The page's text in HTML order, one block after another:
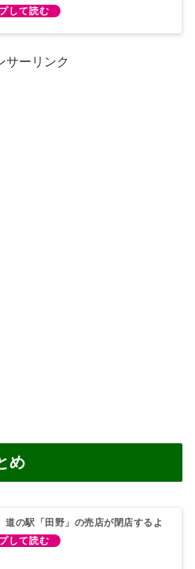
サーリンク
め
道の駅「田野」の売店が閉店するよ